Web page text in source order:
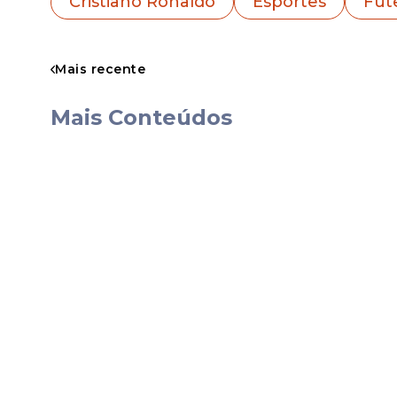
corpo e permaneceu no topo por mais
Porque desta vez, mais do que números,
Mais recente
Mais Conteúdos